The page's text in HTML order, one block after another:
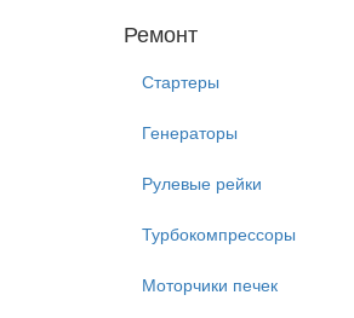
Ремонт
Стартеры
Генераторы
Рулевые рейки
Турбокомпрессоры
Моторчики печек